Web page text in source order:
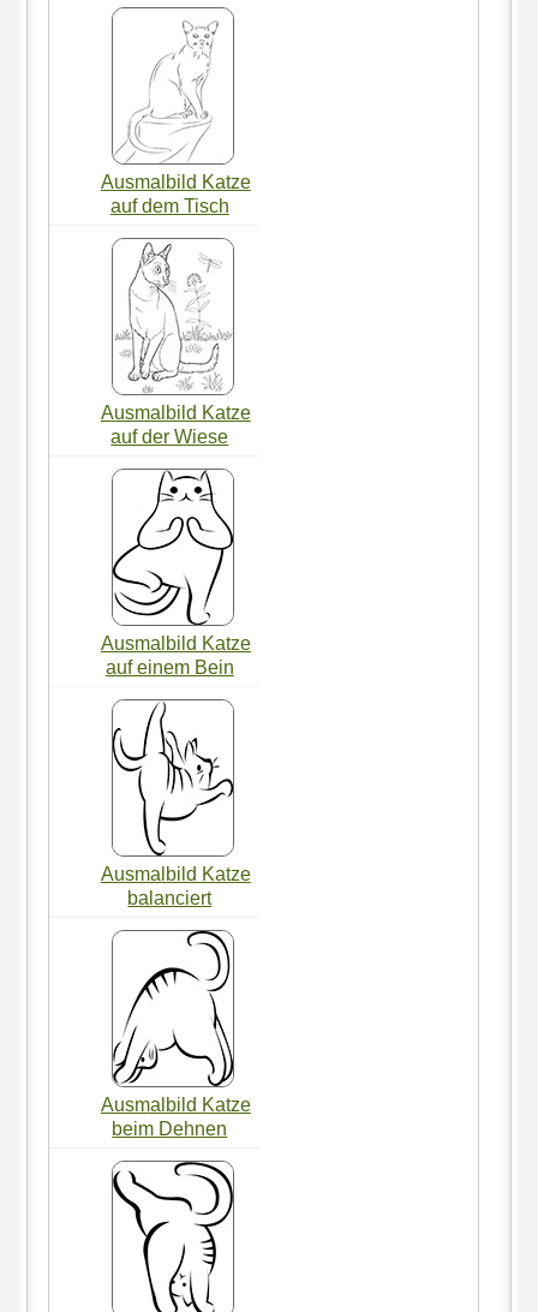
Ausmalbild Katze
auf dem Tisch
Ausmalbild Katze
auf der Wiese
Ausmalbild Katze
auf einem Bein
Ausmalbild Katze
balanciert
Ausmalbild Katze
beim Dehnen